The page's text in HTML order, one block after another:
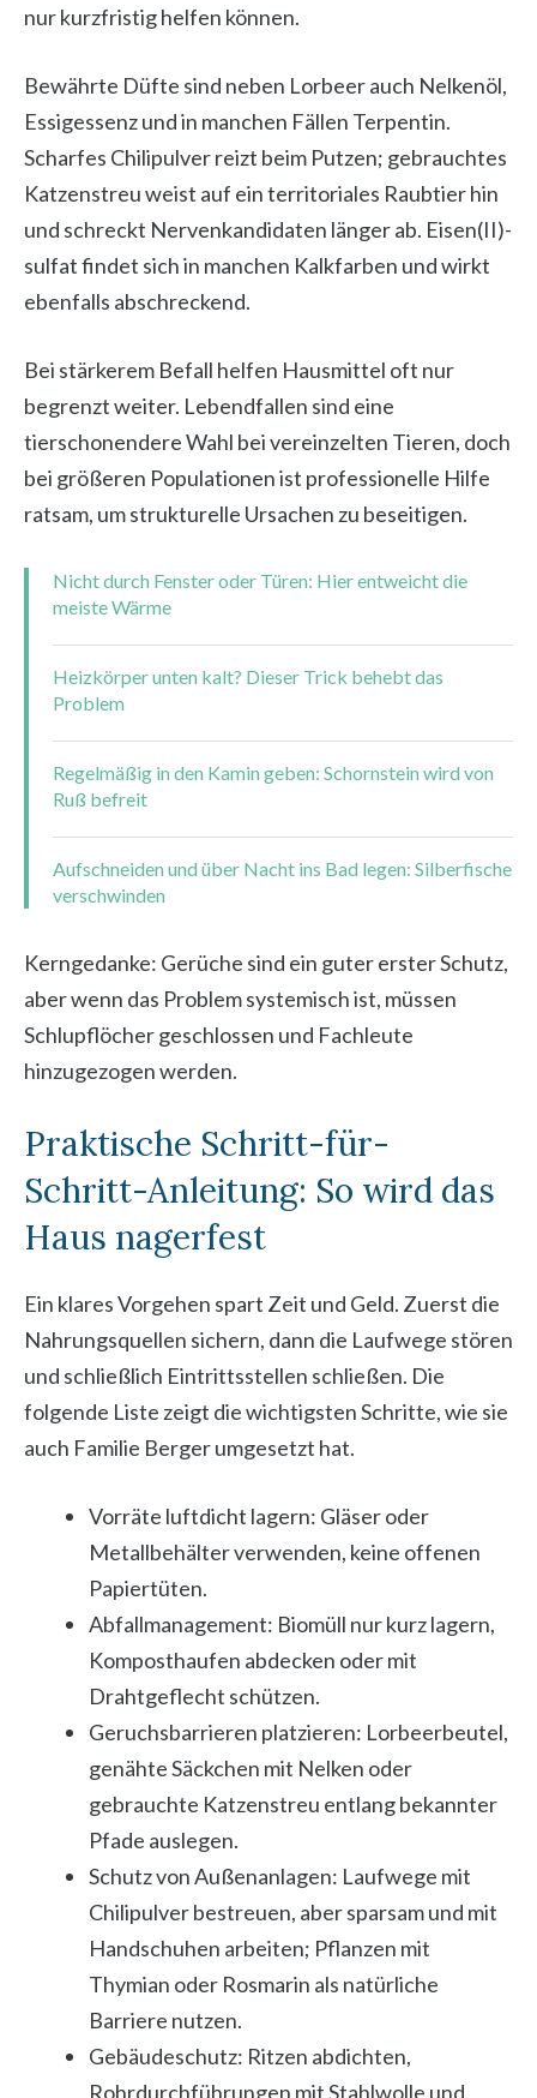
nur kurzfristig helfen können.
Bewährte Düfte sind neben Lorbeer auch Nelkenöl,
Essigessenz und in manchen Fällen Terpentin.
Scharfes Chilipulver reizt beim Putzen; gebrauchtes
Katzenstreu weist auf ein territoriales Raubtier hin
und schreckt Nervenkandidaten länger ab. Eisen(II)-
sulfat findet sich in manchen Kalkfarben und wirkt
ebenfalls abschreckend.
Bei stärkerem Befall helfen Hausmittel oft nur
begrenzt weiter. Lebendfallen sind eine
tierschonendere Wahl bei vereinzelten Tieren, doch
bei größeren Populationen ist professionelle Hilfe
ratsam, um strukturelle Ursachen zu beseitigen.
Nicht durch Fenster oder Türen: Hier entweicht die
meiste Wärme
Heizkörper unten kalt? Dieser Trick behebt das
Problem
Regelmäßig in den Kamin geben: Schornstein wird von
Ruß befreit
Aufschneiden und über Nacht ins Bad legen: Silberfische
verschwinden
Kerngedanke: Gerüche sind ein guter erster Schutz,
aber wenn das Problem systemisch ist, müssen
Schlupflöcher geschlossen und Fachleute
hinzugezogen werden.
Praktische Schritt-für-
Schritt-Anleitung: So wird das
Haus nagerfest
Ein klares Vorgehen spart Zeit und Geld. Zuerst die
Nahrungsquellen sichern, dann die Laufwege stören
und schließlich Eintrittsstellen schließen. Die
folgende Liste zeigt die wichtigsten Schritte, wie sie
auch Familie Berger umgesetzt hat.
Vorräte luftdicht lagern: Gläser oder
Metallbehälter verwenden, keine offenen
Papiertüten.
Abfallmanagement: Biomüll nur kurz lagern,
Komposthaufen abdecken oder mit
Drahtgeflecht schützen.
Geruchsbarrieren platzieren: Lorbeerbeutel,
genähte Säckchen mit Nelken oder
gebrauchte Katzenstreu entlang bekannter
Pfade auslegen.
Schutz von Außenanlagen: Laufwege mit
Chilipulver bestreuen, aber sparsam und mit
Handschuhen arbeiten; Pflanzen mit
Thymian oder Rosmarin als natürliche
Barriere nutzen.
Gebäudeschutz: Ritzen abdichten,
Rohrdurchführungen mit Stahlwolle und